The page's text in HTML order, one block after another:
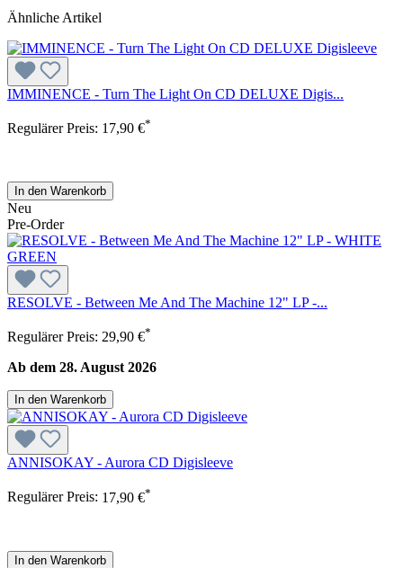
Ähnliche Artikel
IMMINENCE - Turn The Light On CD DELUXE Digis...
Regulärer Preis: 17,90 €*
In den Warenkorb
Neu
Pre-Order
RESOLVE - Between Me And The Machine 12" LP -...
Regulärer Preis: 29,90 €*
Ab dem 28. August 2026
In den Warenkorb
ANNISOKAY - Aurora CD Digisleeve
Regulärer Preis: 17,90 €*
In den Warenkorb